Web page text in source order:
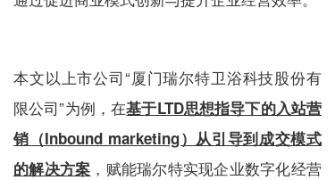
本文以上市公司“厦门瑞尔特卫浴科技股份有
限公司”为例，在基于LTD思想指导下的入站营
销（Inbound marketing）从引导到成交模式
的解决方案 ，赋能瑞尔特实现企业数字化经营